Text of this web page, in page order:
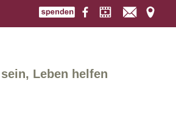
sein, Leben helfen